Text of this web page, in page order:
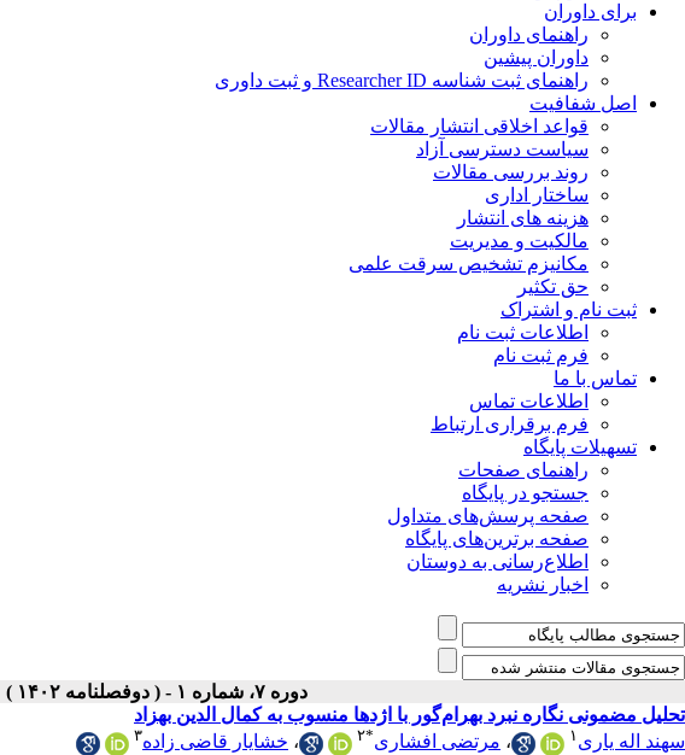
برای داوران
راهنمای داوران
داوران پیشین
راهنمای ثبت شناسه Researcher ID و ثبت داوری
اصل شفافیت
قواعد اخلاقی انتشار مقالات
سیاست دسترسی آزاد
روند بررسی مقالات
ساختار اداری
هزینه های انتشار
مالکیت و مدیریت
ﻣﮑﺎﻧﯿﺰم ﺗﺸﺨﯿﺺ ﺳﺮﻗﺖ ﻋﻠﻤﯽ
حق تکثیر
ثبت نام و اشتراک
اطلاعات ثبت نام
فرم ثبت نام
تماس با ما
اطلاعات تماس
فرم برقراری ارتباط
تسهیلات پایگاه
راهنمای صفحات
جستجو در پایگاه
صفحه پرسش‌های متداول
صفحه برترین‌های پایگاه
اطلاع‌رسانی به دوستان
اخبار نشریه
دوره ۷، شماره ۱ - ( دوفصلنامه ۱۴۰۲ )
تحلیل مضمونی نگاره نبرد بهرام‌گور با اژدها منسوب به کمال الدین بهزاد
سهند اله یاری ۱ ، مرتضی افشاری*۲ ، خشایار قاضی زاده۳